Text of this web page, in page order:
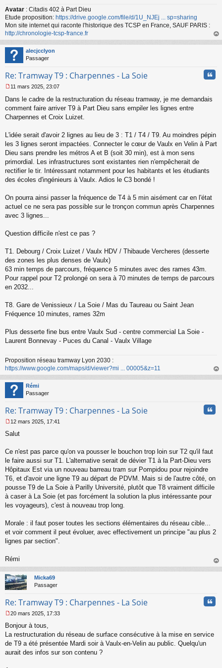
Avatar : Citadis 402 à Part Dieu
Etude proposition: https://drive.google.com/file/d/1U_NJEj ... sp=sharing
Mon site internet qui raconte l'historique des TCSP en France, SAUF PARIS :
http://chronologie-tcsp-france.fr
au
alecjcclyon
Passager
Re: Tramway T9 : Charpennes - La Soie
e
s
e
n
o
n
u
11 mars 2025, 23:07
Dans le cadre de la restructuration du réseau tramway, je me demandais
comment faire arriver T9 à Part Dieu sans empiler les lignes entre
Charpennes et Croix Luizet.
L'idée serait d'avoir 2 lignes au lieu de 3 : T1 / T4 / T9. Au moindres pépin
les 3 lignes seront impactées. Connecter le cœur de Vaulx en Velin à Part
Dieu sans prendre les métros A et B (soit 30 min), est à mon sens
primordial. Les infrastructures sont existantes rien n'empêcherait de
rectifier le tir. Intéressant notamment pour les habitants et les étudiants
des écoles d'ingénieurs à Vaulx. Adios le C3 bondé !
On pourra ainsi passer la fréquence de T4 à 5 min aisément car en l'état
actuel ce ne sera pas possible sur le tronçon commun après Charpennes
avec 3 lignes...
Question difficile n'est ce pas ?
T1. Debourg / Croix Luizet / Vaulx HDV / Thibaude Vercheres (desserte
des zones les plus denses de Vaulx)
63 min temps de parcours, fréquence 5 minutes avec des rames 43m.
Pour rappel pour T2 prolongé on sera à 70 minutes de temps de parcours
en 2032...
T8. Gare de Venissieux / La Soie / Mas du Taureau ou Saint Jean
Fréquence 10 minutes, rames 32m
Plus desserte fine bus entre Vaulx Sud - centre commercial La Soie -
Laurent Bonnevay - Puces du Canal - Vaulx Village
Proposition réseau tramway Lyon 2030 :
https://www.google.com/maps/d/viewer?mi ... 00005&z=11
au
Rémi
Passager
Re: Tramway T9 : Charpennes - La Soie
e
s
a
g
e
n
o
n
u
12 mars 2025, 17:41
Salut
Ce n'est pas parce qu'on va pousser le bouchon trop loin sur T2 qu'il faut
le faire aussi sur T1. L'alternative serait de dévier T1 à la Part-Dieu vers
Hôpitaux Est via un nouveau barreau tram sur Pompidou pour rejoindre
T6, et d'avoir une ligne T9 au départ de PDVM. Mais si de l'autre côté, on
pousse T9 de La Soie à Parilly Université, plutôt que T8 vraiment difficile
à caser à La Soie (et pas forcément la solution la plus intéressante pour
les voyageurs), c'est à nouveau trop long.
Morale : il faut poser toutes les sections élémentaires du réseau cible...
et voir comment il peut évoluer, avec effectivement un principe "au plus 2
lignes par section".
Rémi
au
Micka69
Passager
Re: Tramway T9 : Charpennes - La Soie
e
s
s
g
20 mars 2025, 17:33
Bonjour à tous,
La restructuration du réseau de surface consécutive à la mise en service
de T9 a été présentée Mardi soir à Vaulx-en-Velin au public. Quelqu'un
aurait des infos sur son contenu ?